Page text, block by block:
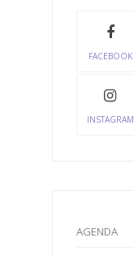
FACEBOOK
INSTAGRAM
AGENDA